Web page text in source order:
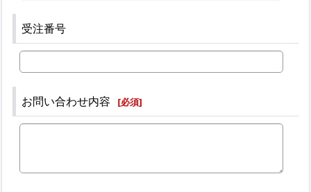
受注番号
お問い合わせ内容 [必須]